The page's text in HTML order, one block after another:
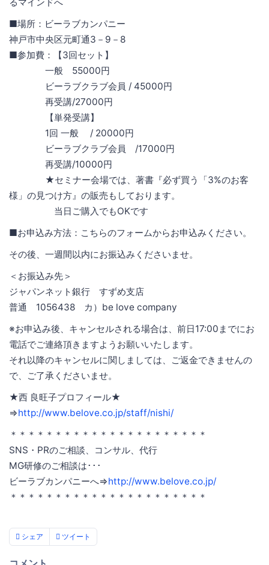
るマインドへ
■場所：ビーラブカンパニー
神戸市中央区元町通3－9－8
■参加費：【3回セット】
一般 55000円
ビーラブクラブ会員 / 45000円
再受講/27000円
【単発受講】
1回 一般 / 20000円
ビーラブクラブ会員 /17000円
再受講/10000円
★セミナー会場では、著書『必ず買う「3%のお客
様」の見つけ方』の販売もしております。
当日ご購入でもOKです
■お申込み方法：こちらのフォームからお申込みください。
その後、一週間以内にお振込みくださいませ。
＜お振込み先＞
ジャパンネット銀行 すずめ支店
普通 1056438 カ）be love company
※お申込み後、キャンセルされる場合は、前日17:00までにお
電話でご連絡頂きますようお願いいたします。
それ以降のキャンセルに関しましては、ご返金できませんの
で、ご了承くださいませ。
★西 良旺子プロフィール★
⇒http://www.belove.co.jp/staff/nishi/
＊＊＊＊＊＊＊＊＊＊＊＊＊＊＊＊＊＊＊＊＊＊
SNS・PRのご相談、コンサル、代行
MG研修のご相談は･･･
ビーラブカンパニーへ⇒http://www.belove.co.jp/
＊＊＊＊＊＊＊＊＊＊＊＊＊＊＊＊＊＊＊＊＊＊
シェア ツイート